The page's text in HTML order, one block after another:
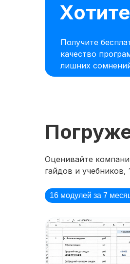
Получите
качество
лишних
Оценивайте
гайдов и
16 модулей за 7